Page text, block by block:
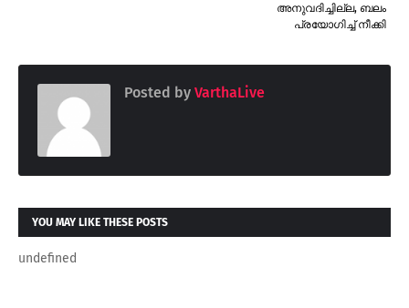
അനുവദിച്ചില്ല, ബലം
പ്രയോഗിച്ച് നീക്കി
Posted by VarthaLive
YOU MAY LIKE THESE POSTS
undefined